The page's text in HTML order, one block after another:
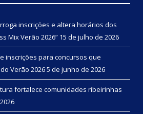
inscrições e altera horários dos
Mix Verão 2026” 15 de julho de 2026
inscrições para concursos que
Verão 20265 de junho de 2026
fortalece comunidades ribeirinhas